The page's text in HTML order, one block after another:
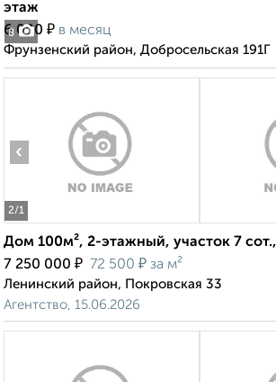
8
этаж
6 000 ₽ в месяц
Фрунзенский район, Добросельская 191Г
2/1
‹
Дом 100м², 2-этажный, участок 7
7 250 000 ₽ 72 500 ₽ за м²
Ленинский район, Покровская 33
Агентство, 15.06.2026